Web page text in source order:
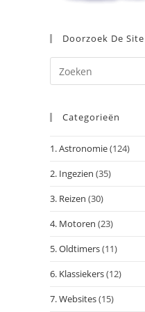
Doorzoek De Site
Categorieën
1. Astronomie(124)
2. Ingezien (35)
3. Reizen (30)
4. Motoren (23)
5. Oldtimers(11)
6. Klassiekers(12)
7. Websites(15)